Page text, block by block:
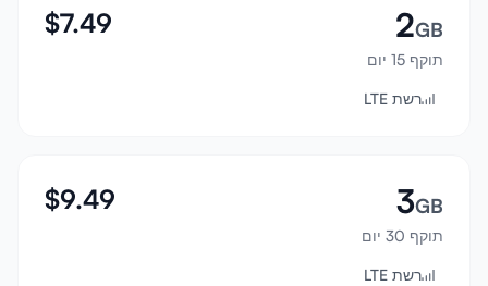
תאימות מכשירים
התחבר
2GB
תוקף 15 יום
$7.49
רשת LTE
3GB
תוקף 30 יום
$9.49
רשת LTE